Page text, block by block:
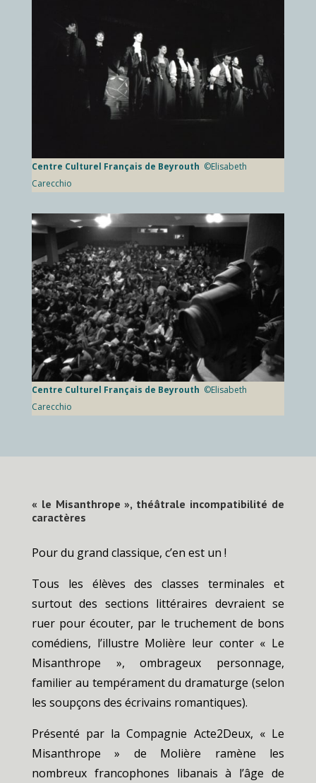
Centre Culturel Français de Beyrouth ©Elisabeth
Carecchio
Centre Culturel Français de Beyrouth ©Elisabeth
Carecchio
« le Misanthrope », théâtrale incompatibilité de
caractères
Pour du grand classique, c’en est un !
Tous les élèves des classes terminales et
surtout des sections littéraires devraient se
ruer pour écouter, par le truchement de bons
comédiens, l’illustre Molière leur conter « Le
Misanthrope », ombrageux personnage,
familier au tempérament du dramaturge (selon
les soupçons des écrivains romantiques).
Présenté par la Compagnie Acte2Deux, « Le
Misanthrope » de Molière ramène les
nombreux francophones libanais à l’âge de